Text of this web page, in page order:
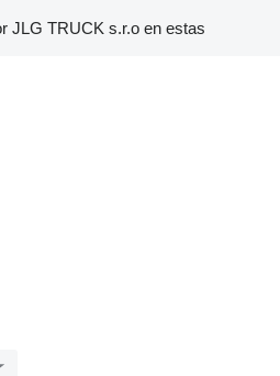
JLG TRUCK s.r.o en estas